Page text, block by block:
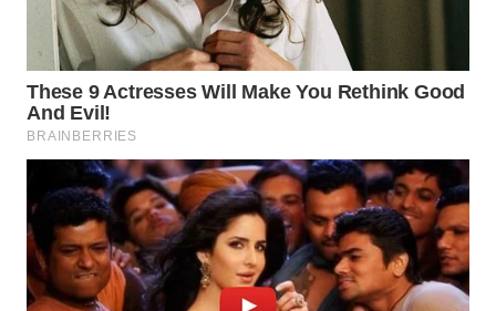
WN
SEMARANG
WN
SOLO
WN
BOROBUDUR
WN
MADURA